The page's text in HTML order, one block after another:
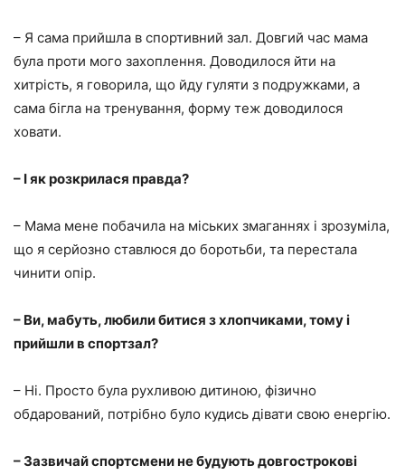
– Я сама прийшла в спортивний зал. Довгий час мама
була проти мого захоплення. Доводилося йти на
хитрість, я говорила, що йду гуляти з подружками, а
сама бігла на тренування, форму теж доводилося
ховати.
– І як розкрилася правда?
– Мама мене побачила на міських змаганнях і зрозуміла,
що я серйозно ставлюся до боротьби, та перестала
чинити опір.
– Ви, мабуть, любили битися з хлопчиками, тому і
прийшли в спортзал?
– Ні. Просто була рухливою дитиною, фізично
обдарований, потрібно було кудись дівати свою енергію.
– Зазвичай спортсмени не будують довгострокові